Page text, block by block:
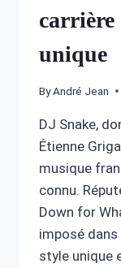
carrière
unique
ByAndré Jean
DJ Snake,
Étienne
musique
connu.
Down for
imposé dans
style unique